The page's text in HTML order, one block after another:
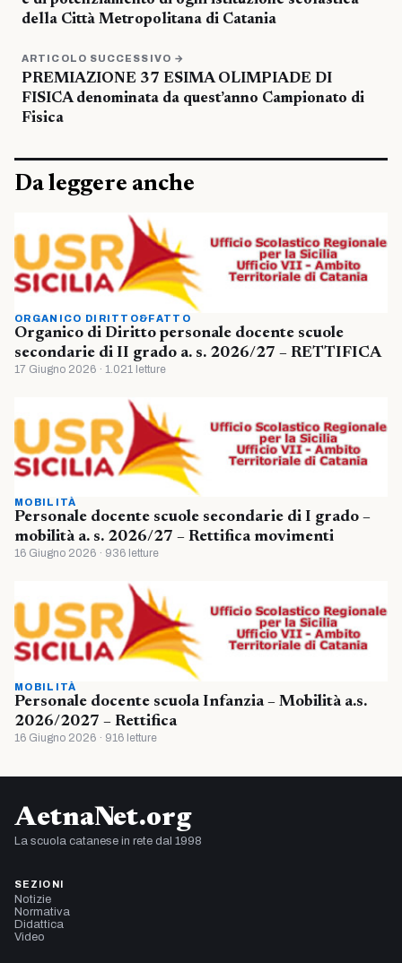
della Città Metropolitana di Catania
ARTICOLO SUCCESSIVO →
PREMIAZIONE 37 ESIMA OLIMPIADE DI
FISICA denominata da quest’anno Campionato di
Fisica
Da leggere anche
ORGANICO DIRITTO&FATTO
Organico di Diritto personale docente scuole
secondarie di II grado a. s. 2026/27 – RETTIFICA
17 Giugno 2026 · 1.021 letture
MOBILITÀ
Personale docente scuole secondarie di I grado –
mobilità a. s. 2026/27 – Rettifica movimenti
16 Giugno 2026 · 936 letture
MOBILITÀ
Personale docente scuola Infanzia – Mobilità a.s.
2026/2027 – Rettifica
16 Giugno 2026 · 916 letture
AetnaNet.org
La scuola catanese in rete dal 1998
SEZIONI
Notizie
Normativa
Didattica
Video